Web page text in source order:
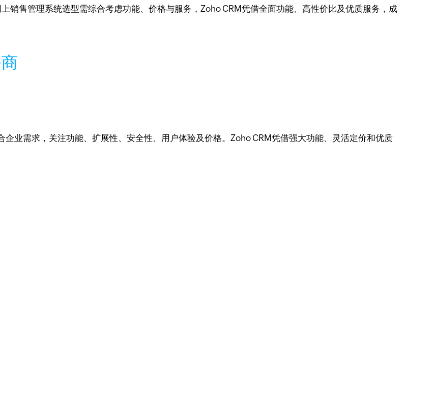
销售管理系统选型需综合考虑功能、价格与服务，Zoho CRM凭借全面功能、高性价比及优质服务，成
业需求，关注功能、扩展性、安全性、用户体验及价格。Zoho CRM凭借强大功能、灵活定价和优质